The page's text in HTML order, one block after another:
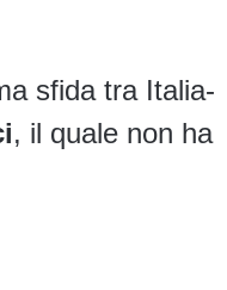
sfida tra Italia-
, il quale non ha